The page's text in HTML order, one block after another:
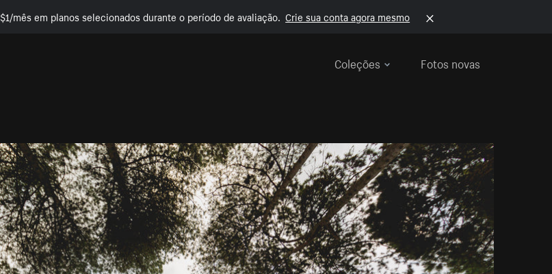
mês em planos selecionados durante o período de avaliação. Crie sua conta agora mesmo
Coleções
Fotos novas